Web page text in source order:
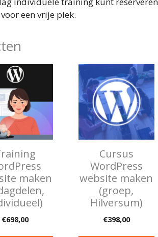
een vrije plek.
maken
€698,00
Cursus
WordPress
website maken
(groep,
Hilversum)
€398,00
Dit
product
heeft
meerdere
variaties.
Deze
gekozen
worden
productpagina